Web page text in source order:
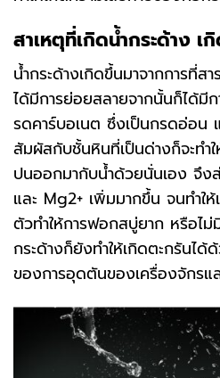
สาเหตุที่เกิดน้ำกระด้าง เ
น้ำกระด้างเกิดขึ้นมาจากการที่
ได้มีการย่อยสลายจากนั้นก็ได้มี
รดคาร์บอเนต ซึ่งเป็นกรดอ่อน
สัมผัสกับชั้นหินที่เป็นด่างก็จะทำ
ปนออกมากับน้ำด้วยนั่นเอง จึง
และ Mg2+ เพิ่มมากขึ้น จนทำให้
ตัวทำให้การฟอกสบู่ยาก หรือไม่
กระด้างก็ยังทำให้เกิดตะกรันไ
ของการอุดตันของเครื่องจักรแ